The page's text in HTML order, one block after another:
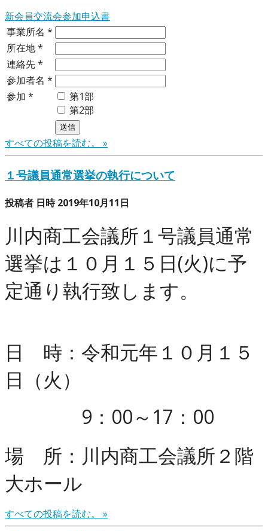
新会員交流会参加申込書
事業所名 *
所在地*
連絡先*
参加者名 *
参加 *
第1部
第2部
すべての投稿を読む。 »
１号議員通常選挙の執行について
投稿者 日時 2019年10月11日
川内商工会議所１号議員通常
選挙は１０月１５日(火)に予
定通り執行致します。
日 時： 令和元年１０月１５
日（火）
9：00～17：00
場 所：川内商工会議所２階
大ホール
すべての投稿を読む。 »